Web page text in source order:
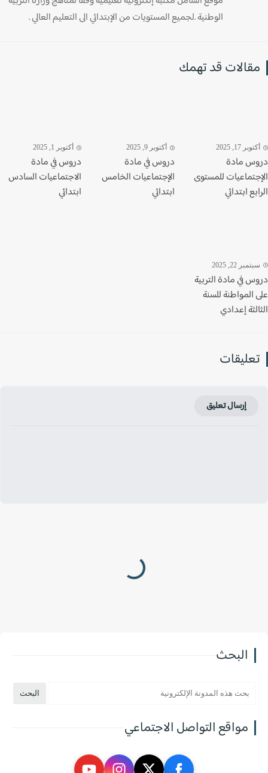
الوطنية .لجميع المستويات من الإبتدائي الى التعليم العالي .
قد تهمك
17, 2025
مادة
للمستوى
ابتدائي
أكتوبر 9, 2025
دروس في مادة
الإجتماعيات الخامس
ابتدائي
أكتوبر 1, 2025
دروس في مادة
الاجتماعيات السادس
ابتدائي
22, 2025
في مادة التربية
للسنة
إعدادي
إرسال تعليق
البحث
مواقع التواصل الاجتماعي